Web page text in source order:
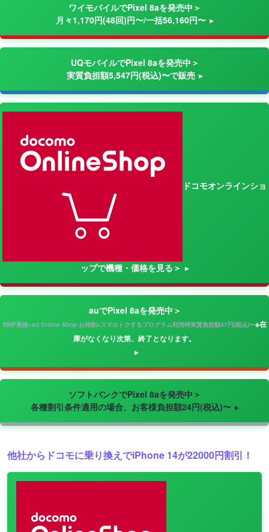
ワイモバイルでPixel 8aを発売中＞
月々1,170円(48回)円〜/一括56,160円〜
UQモバイルでPixel 8aを発売中＞
実質負担額5,547円(税込)〜で販売
ドコモオンラインショ
ップで機種・価格を見る＞
auでPixel 8aを発売中＞
MNP乗換+au Online Shop お得割+スマホトクするプログラム利用時実質負担額47円(税込)〜※在
庫がなくなり次第、終了となります。
ソフトバンクでPixel 8aを発売中＞
各種割引条件適用の場合、お客様負担額24円(税込)〜
他社からドコモに乗り換えでiPhone 14が22000円割引！